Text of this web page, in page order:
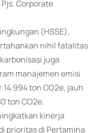
Corporate
(HSSE),
nihil fatalitas
juga
manajemen emisi
ton CO2e, jauh
ton CO2e.
kinerja
prioritas di Pertamina